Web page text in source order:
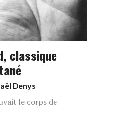
classique
Denys
le corps de